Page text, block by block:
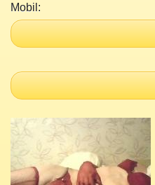
Mobil: